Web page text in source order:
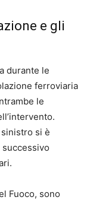
e gli
durante le
ferroviaria
le
sinistro si è
Fuoco, sono